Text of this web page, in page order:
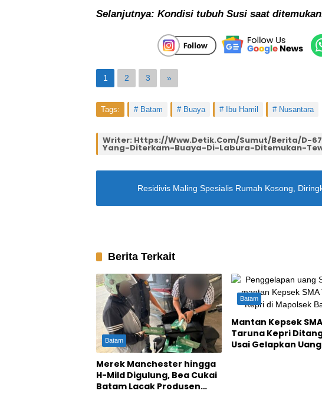
Selanjutnya: Kondisi tubuh Susi saat
1 2 3 »
Tags: Batam Buaya Ibu Hamil Nusantara
Writer: Https://www.detik.com/sumut/berita/d-
Yang-Diterkam-Buaya-Di-Labura-Ditemukan-
Residivis Maling Spesialis Rumah Kosong,
Berita Terkait
Batam
Merek Manchester hingga
H-Mild Digulung, Bea Cukai
Batam Lacak Produsen
Batam
Mantan Kepsek SMA
Taruna Kepri
Usai Gelapkan Uang